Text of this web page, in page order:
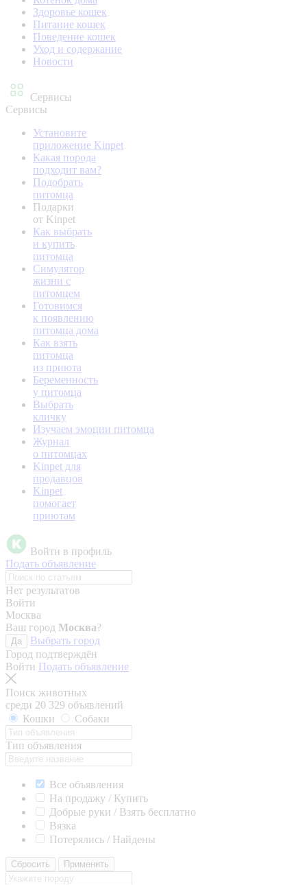
Здоровье кошек
Питание кошек
Поведение кошек
Уход и содержание
Новости
Сервисы
Сервисы
Установите
приложение Kinpet
Какая порода
подходит вам?
Подобрать
питомца
Подарки
от Kinpet
Как выбрать
и купить
питомца
Симулятор
жизни с
питомцем
Готовимся
к появлению
питомца дома
Как взять
питомца
из приюта
Беременность
у питомца
Выбрать
кличку
Изучаем эмоции питомца
Журнал
о питомцах
Kinpet для
продавцов
Kinpet
помогает
приютам
Войти в профиль
Подать объявление
Нет результатов
Войти
Москва
Ваш город Москва?
Да
Выбрать город
Город подтверждён
Войти Подать объявление
Поиск животных
среди 20 329 объявлений
Кошки
Собаки
Тип объявления
Все объявления
На продажу / Купить
Добрые руки / Взять бесплатно
Вязка
Потерялись / Найдены
Сбросить Применить